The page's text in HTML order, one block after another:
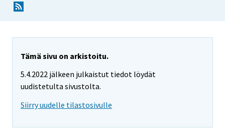
Tämä sivu on arkistoitu.
5.4.2022 jälkeen julkaistut tiedot löydät
uudistetulta sivustolta.
Siirry uudelle tilastosivulle